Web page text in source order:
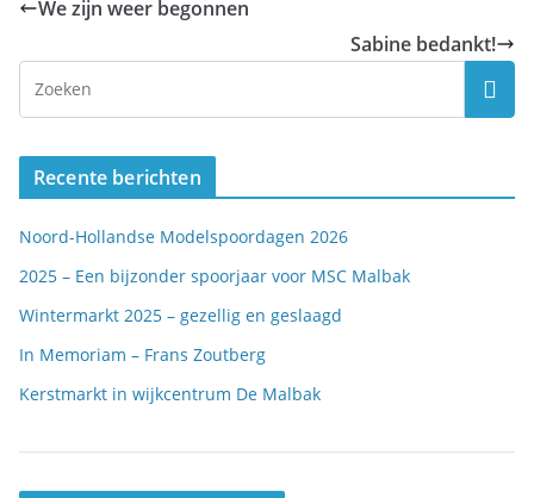
We zijn weer begonnen
Sabine bedankt!
Recente berichten
Noord-Hollandse Modelspoordagen 2026
2025 – Een bijzonder spoorjaar voor MSC Malbak
Wintermarkt 2025 – gezellig en geslaagd
In Memoriam – Frans Zoutberg
Kerstmarkt in wijkcentrum De Malbak